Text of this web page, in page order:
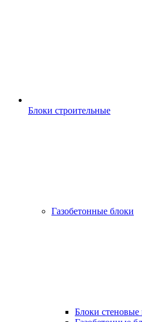
Блоки строительные
Газобетонные блоки
Блоки стеновые